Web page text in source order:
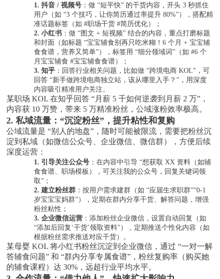
1.抖音 / 视频号 ：做 “短平快” 的干货内容，开头 3 秒抓住
用户（如 “3 个技巧，让你简历通过率提升 80%”），搭配精
准话题标签（如 #职场干货 #简历优化）；
2.小红书 ：做 “图文 + 短视频” 结合的内容，重点打磨标题
和封面（如标题 “宝宝辅食别再只吃米糊！6 个月 + 宝宝辅
食食谱，营养又简单”），标签用 “细分领域词”（如 #6 个
月宝宝辅食 #宝宝辅食食谱）；
3.知乎 ：回答行业相关问题，比如做 “跨境电商 KOL”，可
回答 “新手做跨境电商独立站，该从哪里入手？”，用深度
内容吸引精准用户关注。
某职场 KOL 在知乎回答 “月薪 5 千如何逆袭到月薪 2 万”，
内容获 10 万赞，带来 5 万精准粉丝，公域涨粉效率极高。
2. 私域流量：“沉淀粉丝”，提升粘性和复购
公域流量是 “别人的地盘”，随时可能被限流，需要把粉丝沉
淀到私域（如微信公众号、企业微信、微信群），方便后续
深度运营：
1. 引导关注公众号 ：在内容中引导 “想获取 XX 资料（如辅
食食谱、职场模板），可关注我的公众号，回复关键词领
取”；
2.建立粉丝群 ：按用户需求建群（如 “应届生求职群”“0-1
岁宝宝宝妈群”），定期在群内分享干货、解答问题，增强
粉丝粘性；
3.企业微信运营 ：添加粉丝企业微信，设置自动回复（如
“添加后回复‘干货’领取资料”），定期推送个性化内容（如
根据粉丝需求推送对应干货）。
某母婴 KOL 将小红书粉丝沉淀到企业微信，通过 “一对一解
答辅食问题” 和 “群内分享专属食谱”，粉丝复购率（购买她
的辅食课程）达 30%，远超行业平均水平。